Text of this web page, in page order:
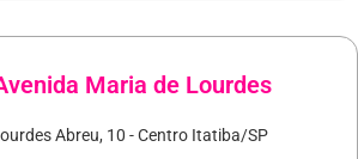
Maria de Lourdes
Abreu, 10 - Centro Itatiba/SP